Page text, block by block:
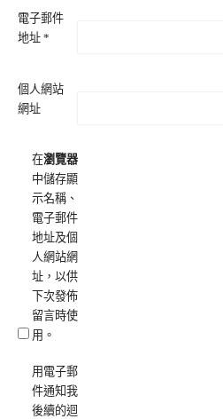
電子郵件
地址 *
個人網站
網址
在瀏覽器
中儲存顯
示名稱、
電子郵件
地址及個
人網站網
址，以供
下次發佈
留言時使
用。
用電子郵
件通知我
後續的迴